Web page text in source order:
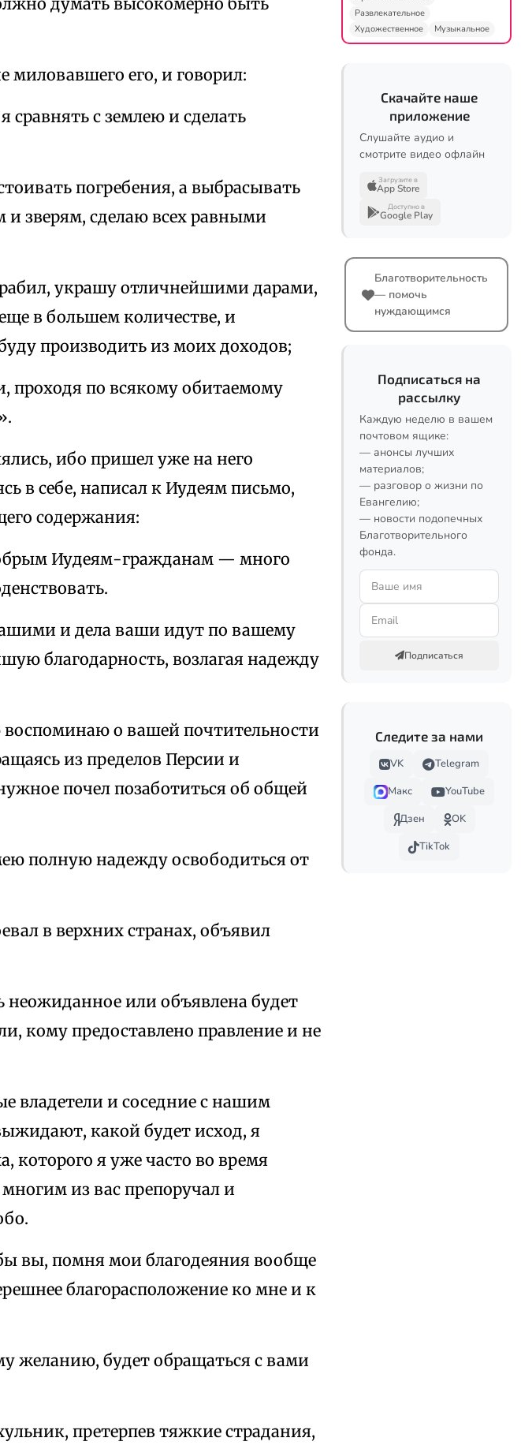
миловавшего его, и говорил:
с землею и сделать
погребения, а выбрасывать
зверям, сделаю всех равными
украшу отличнейшими дарами,
в большем количестве, и
производить из моих доходов;
проходя по всякому обитаемому
ибо пришел уже на него
в себе, написал к Иудеям письмо,
содержания:
Иудеям-гражданам — много
и дела ваши идут по вашему
благодарность, возлагая надежду
о вашей почтительности
из пределов Персии и
почел позаботиться об общей
полную надежду освободиться от
в верхних странах, объявил
неожиданное или объявлена будет
кому предоставлено правление и не
владетели и соседние с нашим
какой будет исход, я
которого я уже часто во время
из вас препоручал и
вы, помня мои благодеяния вообще
благорасположение ко мне и к
желанию, будет обращаться с вами
претерпев тяжкие страдания,
Развлекательное
Художественное
Музыкальное
Скачайте наше
приложение
Слушайте аудио и
смотрите видео офлайн
Загрузите в
App Store
Доступно в
Google Play
Благотворительность
— помочь
нуждающимся
Подписаться на
рассылку
Каждую неделю в вашем
почтовом ящике:
— анонсы лучших
материалов;
— разговор о жизни по
Евангелию;
— новости подопечных
Благотворительного
фонда.
Подписаться
Следите за нами
VK
Telegram
Макс
YouTube
Дзен
OK
TikTok